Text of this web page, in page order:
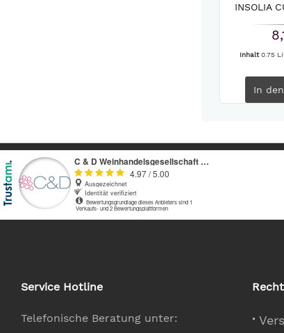
INSOLIA
Inhalt0.75
In den
Service Hotline
Telefonische Beratung unter: